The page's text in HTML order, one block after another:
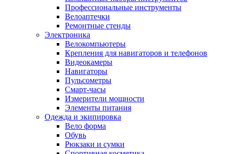
Профессиональные инструменты
Велоаптечки
Ремонтные стенды
Электроника
Велокомпьютеры
Крепления для навигаторов и телефонов
Видеокамеры
Навигаторы
Пульсометры
Смарт-часы
Измерители мощности
Элементы питания
Одежда и экипировка
Вело форма
Обувь
Рюкзаки и сумки